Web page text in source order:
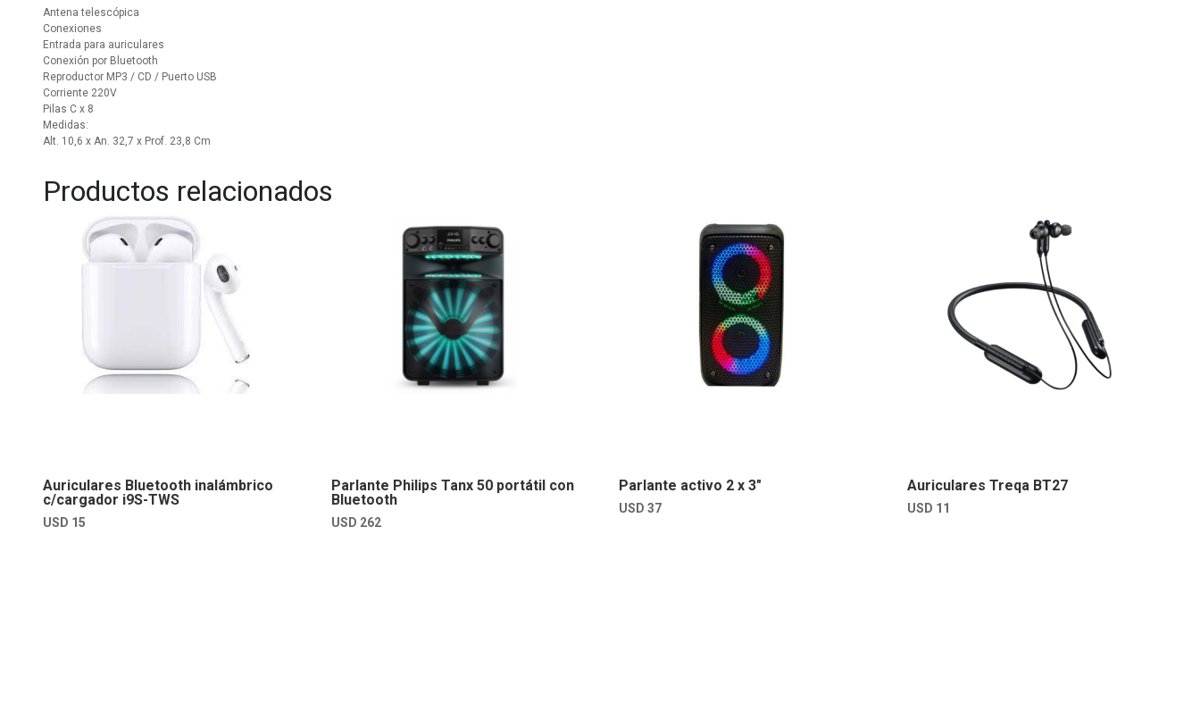
Antena telescópica
Conexiones
Entrada para auriculares
Conexión por Bluetooth
Reproductor MP3 / CD / Puerto USB
Corriente 220V
Pilas C x 8
Medidas:
Alt. 10,6 x An. 32,7 x Prof. 23,8 Cm
Productos relacionados
Auriculares Bluetooth inalámbrico
c/cargador i9S-TWS
USD 15
Parlante Philips Tanx 50 portátil con
Bluetooth
USD 262
Parlante activo 2 x 3″
USD37
Auriculares Treqa BT27
USD 11